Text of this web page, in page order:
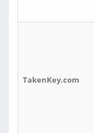
TakenKey.com